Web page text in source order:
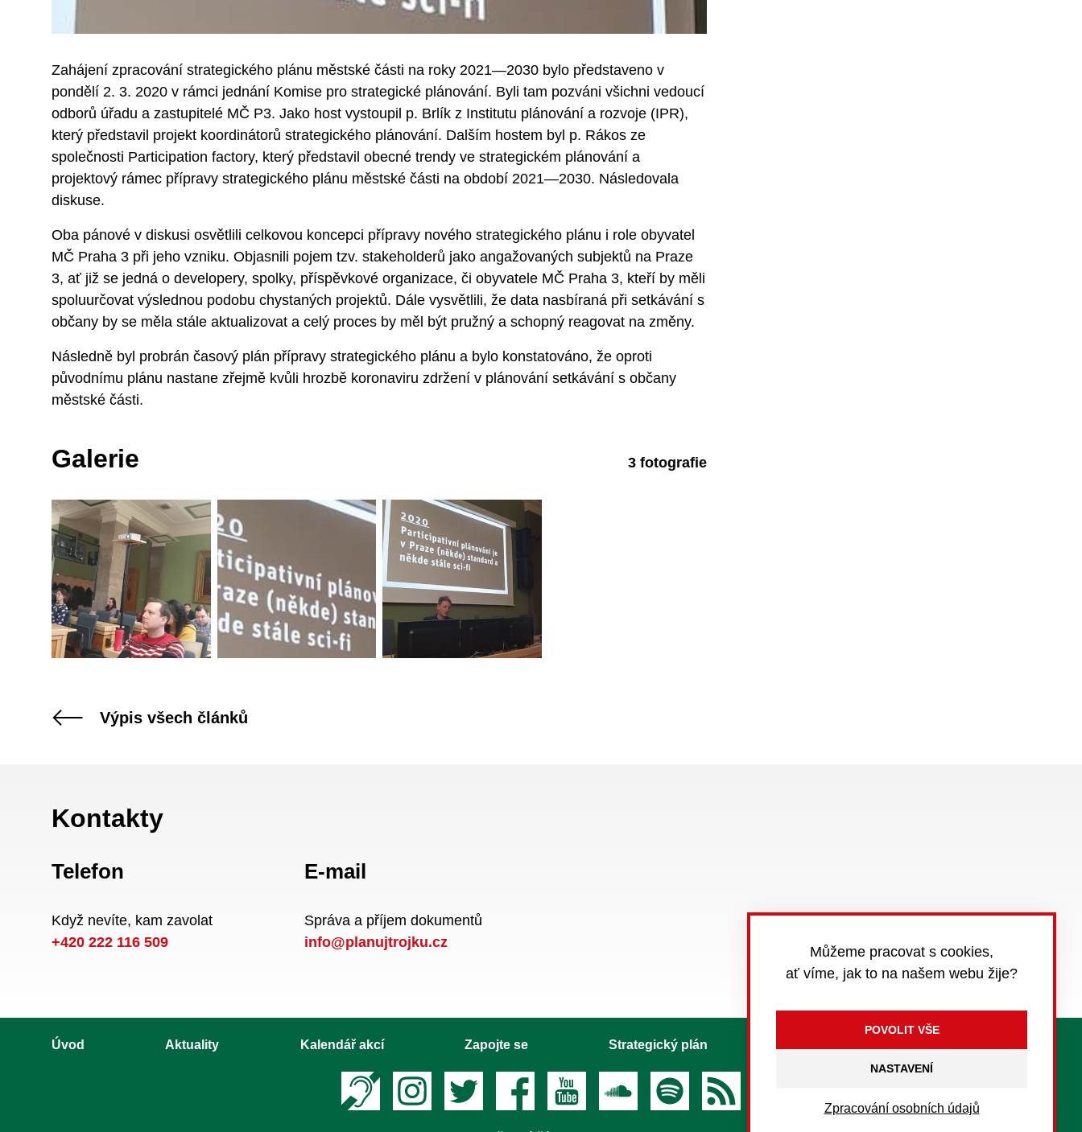
Můžeme pracovat s cookies,
ať víme, jak to na našem webu žije?
NASTAVENÍ
Zpracování osobních údajů
Zahájení zpracování strategického plánu městské části na roky 2021—2030 bylo představeno v
pondělí 2. 3. 2020 v rámci jednání Komise pro strategické plánování. Byli tam pozváni všichni vedoucí
odborů úřadu a zastupitelé MČ P3. Jako host vystoupil p. Brlík z Institutu plánování a rozvoje (IPR),
který představil projekt koordinátorů strategického plánování. Dalším hostem byl p. Rákos ze
společnosti Participation factory, který představil obecné trendy ve strategickém plánování a
projektový rámec přípravy strategického plánu městské části na období 2021—2030. Následovala
diskuse.
Oba pánové v diskusi osvětlili celkovou koncepci přípravy nového strategického plánu i role obyvatel
MČ Praha 3 při jeho vzniku. Objasnili pojem tzv. stakeholderů jako angažovaných subjektů na Praze
3, ať již se jedná o developery, spolky, příspěvkové organizace, či obyvatele MČ Praha 3, kteří by měli
spoluurčovat výslednou podobu chystaných projektů. Dále vysvětlili, že data nasbíraná při setkávání s
občany by se měla stále aktualizovat a celý proces by měl být pružný a schopný reagovat na změny.
Následně byl probrán časový plán přípravy strategického plánu a bylo konstatováno, že oproti
původnímu plánu nastane zřejmě kvůli hrozbě koronaviru zdržení v plánování setkávání s občany
městské části.
Galerie 3 fotografie
Výpis všech článků
Kontakty
Telefon
Když nevíte, kam zavolat
+420 222 116 509
E-mail
Správa a příjem dokumentů
info@planujtrojku.cz
Úvod Aktuality Kalendář akcí Zapojte se Strategický plán
Textový hovor s přepisem
InstagramTwitter FacebookYoutube SoundcloudSpotify RSS